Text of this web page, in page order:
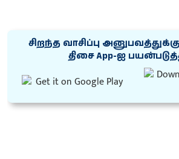
சிறந்த வாசிப்பு
திசை App-ஐ